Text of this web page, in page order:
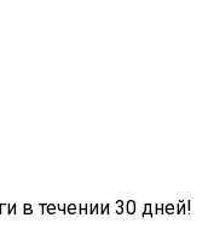
в течении 30 дней!